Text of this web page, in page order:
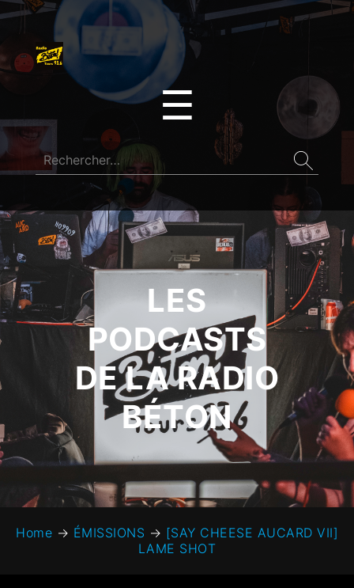
☰
LES
PODCASTS
DE LA RADIO
BÉTON
Home → ÉMISSIONS → [SAY CHEESE AUCARD VII]
LAME SHOT